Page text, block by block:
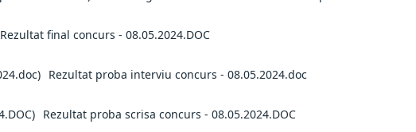
Rezultat final concurs - 08.05.2024.DOC
Rezultat proba interviu concurs - 08.05.2024.doc
Rezultat proba scrisa concurs - 08.05.2024.DOC